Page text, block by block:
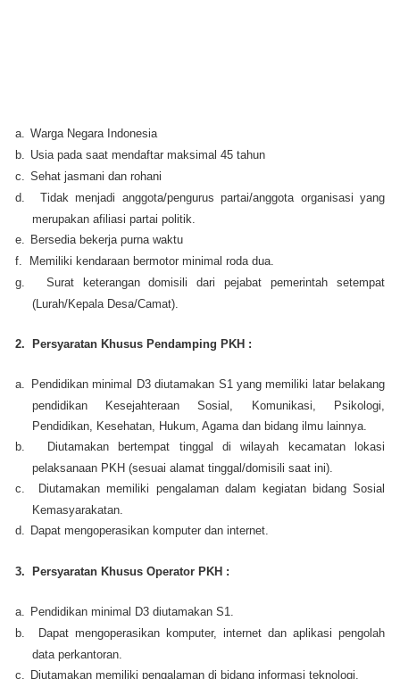
a.
Warga Negara Indonesia
b.
Usia pada saat mendaftar maksimal 45 tahun
c.
Sehat jasmani dan rohani
d.
Tidak menjadi anggota/pengurus partai/anggota organisasi yang
merupakan afiliasi partai politik.
e.
Bersedia bekerja purna waktu
f.
Memiliki kendaraan bermotor minimal roda dua.
g.
Surat keterangan domisili dari pejabat pemerintah setempat
(Lurah/Kepala Desa/Camat).
2. Persyaratan Khusus Pendamping PKH :
a.
Pendidikan minimal D3 diutamakan S1 yang memiliki latar belakang
pendidikan Kesejahteraan Sosial, Komunikasi, Psikologi,
Pendidikan, Kesehatan, Hukum, Agama dan bidang ilmu lainnya.
b.
Diutamakan bertempat tinggal di wilayah kecamatan lokasi
pelaksanaan PKH (sesuai alamat tinggal/domisili saat ini).
c.
Diutamakan memiliki pengalaman dalam kegiatan bidang Sosial
Kemasyarakatan.
d.
Dapat mengoperasikan komputer dan internet.
3. Persyaratan Khusus Operator PKH :
a.
Pendidikan minimal D3 diutamakan S1.
b.
Dapat mengoperasikan komputer, internet dan aplikasi pengolah
data perkantoran.
c.
Diutamakan memiliki pengalaman di bidang informasi teknologi.